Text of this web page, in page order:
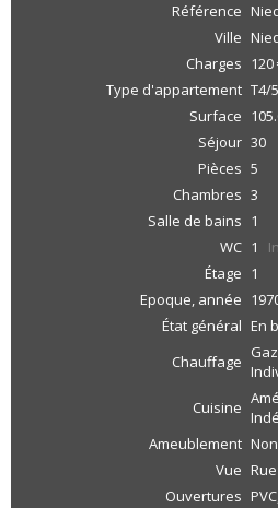
Référence
Ville
Charges
Type d'appartement T4/5
Surface
Séjour 30
Pièces 5
Chambres 3
Salle de bains 1
WC 1
Étage 1
Epoque, année
État général En
Chauffage Gaz
Cuisine
Ameublement
Vue Rue
Ouvertures